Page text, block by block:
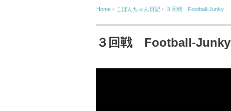
Home › こぼんちゃん日記 › ３回戦 Football-Junky
３回戦 Football-Junky